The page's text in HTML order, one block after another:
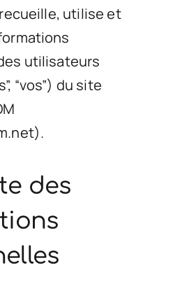
Contact
recueille, utilise et
utilisateurs
“vos”) du site
des